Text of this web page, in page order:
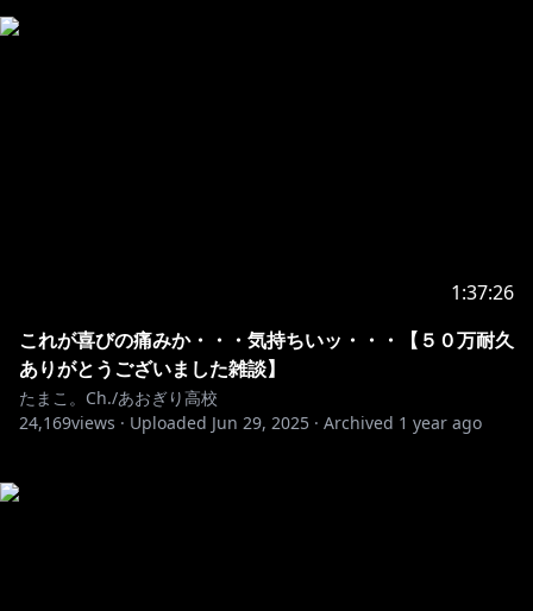
1:37:26
これが喜びの痛みか・・・気持ちいッ・・・【５０万耐久
ありがとうございました雑談】
たまこ。Ch./あおぎり高校
24,169views · Uploaded Jun 29, 2025 · Archived 1 year ago